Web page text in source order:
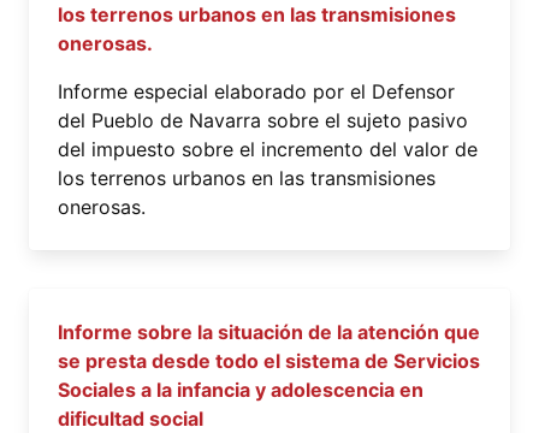
los terrenos urbanos en las transmisiones
onerosas.
Informe especial elaborado por el Defensor
del Pueblo de Navarra sobre el sujeto pasivo
del impuesto sobre el incremento del valor de
los terrenos urbanos en las transmisiones
onerosas.
Informe sobre la situación de la atención que
se presta desde todo el sistema de Servicios
Sociales a la infancia y adolescencia en
dificultad social